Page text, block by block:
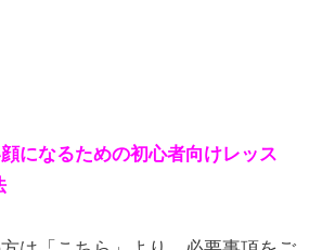
になるための初心者向けレッス